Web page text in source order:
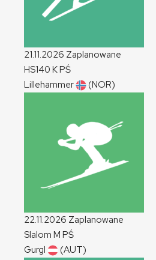
21.11.2026 Zaplanowane
HS140 KPŚ
Lillehammer
(NOR)
22.11.2026 Zaplanowane
Slalom M PŚ
Gurgl
(AUT)